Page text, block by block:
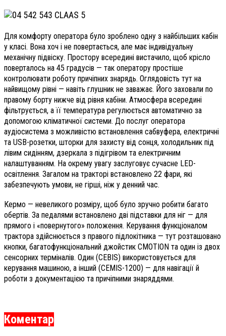
Для комфорту оператора було зроблено одну з найбільших кабін
у класі. Вона хоч і не повертається, але має індивідуальну
механічну підвіску. Простору всередині вистачило, щоб крісло
поверталось на 45 градусів — так оператору простіше
контролювати роботу причіпних знарядь. Оглядовість тут на
найвищому рівні — навіть глушник не заважає. Його заховали по
правому борту нижче від рівня кабіни. Атмосфера всередині
фільтрується, а її температура регулюється автоматично за
допомогою кліматичної системи. До послуг оператора
аудіосистема з можливістю встановлення сабвуфера, електричні
та USB-розетки, шторки для захисту від сонця, холодильник під
лівим сидінням, дзеркала з підігрівом та електричним
налаштуванням. На окрему увагу заслуговує сучасне LED-
освітлення. Загалом на тракторі встановлено 22 фари, які
забезпечують умови, не гірші, ніж у денний час.
Кермо — невеликого розміру, щоб було зручно робити багато
обертів. За педалями встановлено дві підставки для ніг — для
прямого і «повернутого» положення. Керування функціоналом
трактора здійснюється з правого підлокітника — тут розташовано
кнопки, багатофункціональний джойстик CMOTION та один із двох
сенсорних терміналів. Один (CEBIS) використовується для
керування машиною, а інший (CEMIS-1200) — для навігації й
роботи з документацією та причіпними знаряддями.
Коментар